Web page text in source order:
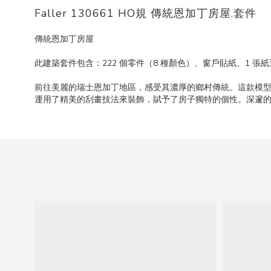
Faller 130661 HO規 傳統恩加丁房屋.套件
傳統恩加丁房屋
此建築套件包含：222 個零件（8 種顏色）、窗戶貼紙、1 張
前往美麗的瑞士恩加丁地區，感受其濃厚的鄉村傳統。這款模
運用了精美的刮畫技法來裝飾，賦予了房子獨特的個性。深邃